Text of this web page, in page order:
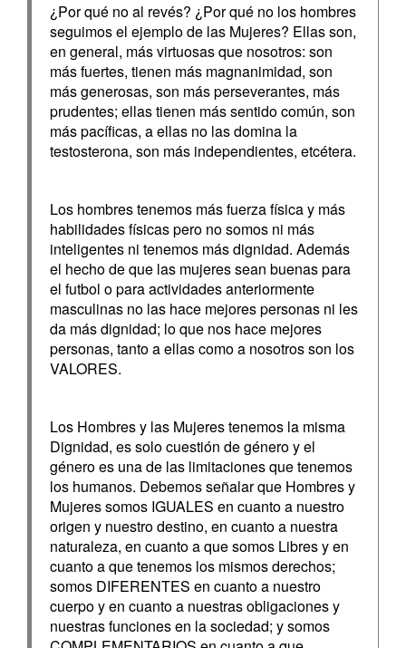
¿Por qué no al revés? ¿Por qué no los hombres
seguimos el ejemplo de las Mujeres? Ellas son,
en general, más virtuosas que nosotros: son
más fuertes, tienen más magnanimidad, son
más generosas, son más perseverantes, más
prudentes; ellas tienen más sentido común, son
más pacíficas, a ellas no las domina la
testosterona, son más independientes, etcétera.
Los hombres tenemos más fuerza física y más
habilidades físicas pero no somos ni más
inteligentes ni tenemos más dignidad. Además
el hecho de que las mujeres sean buenas para
el futbol o para actividades anteriormente
masculinas no las hace mejores personas ni les
da más dignidad; lo que nos hace mejores
personas, tanto a ellas como a nosotros son los
VALORES.
Los Hombres y las Mujeres tenemos la misma
Dignidad, es solo cuestión de género y el
género es una de las limitaciones que tenemos
los humanos. Debemos señalar que Hombres y
Mujeres somos IGUALES en cuanto a nuestro
origen y nuestro destino, en cuanto a nuestra
naturaleza, en cuanto a que somos Libres y en
cuanto a que tenemos los mismos derechos;
somos DIFERENTES en cuanto a nuestro
cuerpo y en cuanto a nuestras obligaciones y
nuestras funciones en la sociedad; y somos